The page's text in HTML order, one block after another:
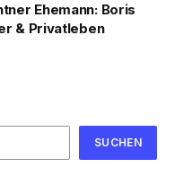
Ehemann: Boris
& Privatleben
SUCHEN